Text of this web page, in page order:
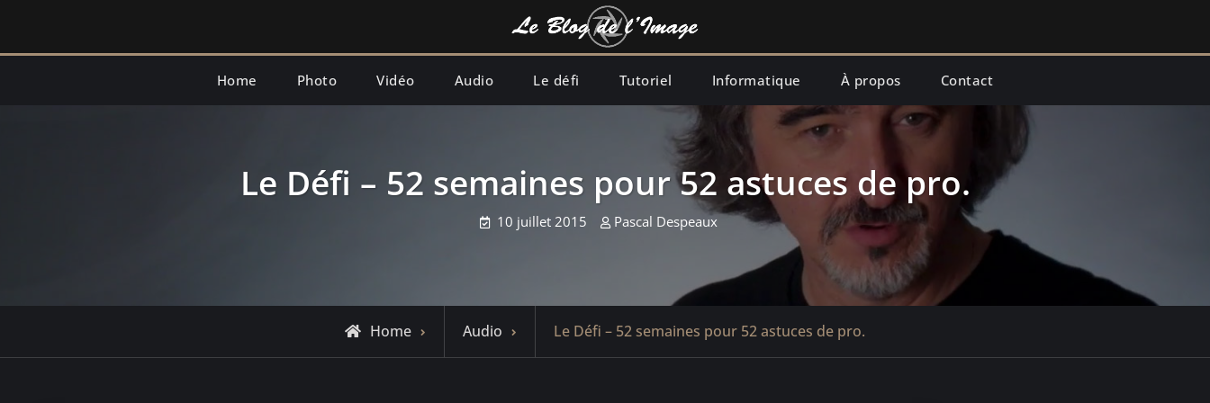
content
Home Photo Vidéo Audio Le défi Tutoriel Informatique À propos Contact
Le Défi – 52 semaines pour 52 astuces de pro.
10 juillet 2015 Pascal Despeaux
Home Audio Le Défi – 52 semaines pour 52 astuces de pro.